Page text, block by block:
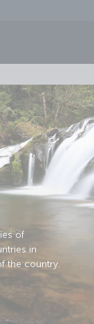
of
in
the country.